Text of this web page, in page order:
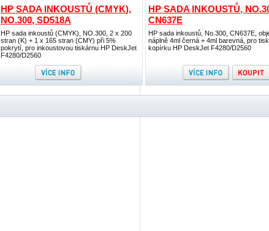
HP SADA INKOUSTŮ (CMYK),
NO.300, SD518A
HP sada inkoustů (CMYK), NO.300, 2 x 200
stran (K) + 1 x 165 stran (CMY) při 5%
pokrytí, pro inkoustovou tiskárnu HP DeskJet
F4280/D2560
HP SADA INKOUSTŮ,
CN637E
HP sada inkoustů, No.300, CN637E,
náplně 4ml černá + 4ml barevná, pro
kopírku HP DeskJet F4280/D2560